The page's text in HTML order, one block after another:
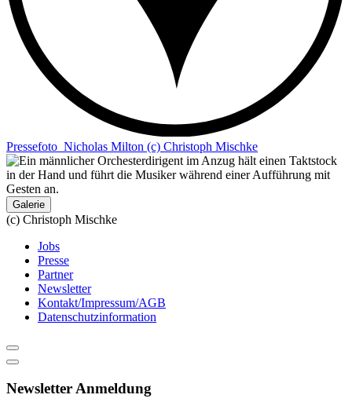
Pressefoto_Nicholas Milton (c) Christoph Mischke
Galerie
(c) Christoph Mischke
Jobs
Presse
Partner
Newsletter
Kontakt/Impressum/AGB
Datenschutzinformation
Newsletter Anmeldung